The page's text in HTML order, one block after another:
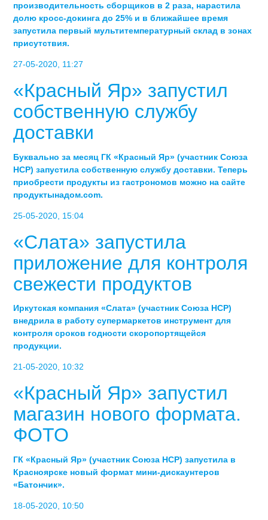
производительность сборщиков в 2 раза, нарастила
долю кросс-докинга до 25% и в ближайшее время
запустила первый мультитемпературный склад в зонах
присутствия.
27-05-2020, 11:27
«Красный Яр» запустил
собственную службу
доставки
Буквально за месяц ГК «Красный Яр» (участник Союза
НСР) запустила собственную службу доставки. Теперь
приобрести продукты из гастрономов можно на сайте
продуктынадом.com.
25-05-2020, 15:04
«Слата» запустила
приложение для контроля
свежести продуктов
Иркутская компания «Слата» (участник Союза НСР)
внедрила в работу супермаркетов инструмент для
контроля сроков годности скоропортящейся
продукции.
21-05-2020, 10:32
«Красный Яр» запустил
магазин нового формата.
ФОТО
ГК «Красный Яр» (участник Союза НСР) запустила в
Красноярске новый формат мини-дискаунтеров
«Батончик».
18-05-2020, 10:50